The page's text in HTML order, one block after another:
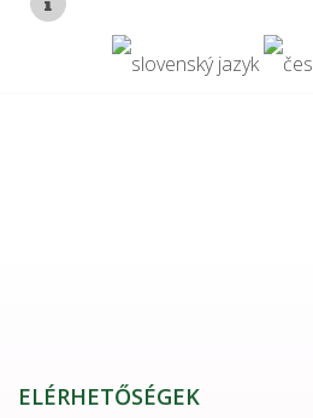
ELÉRHETŐSÉGEK